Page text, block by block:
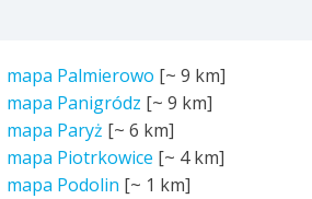
mapa Palmierowo [~ 9 km]
mapa Panigródz [~ 9 km]
mapa Paryż [~ 6 km]
mapa Piotrkowice [~ 4 km]
mapa Podolin [~ 1 km]